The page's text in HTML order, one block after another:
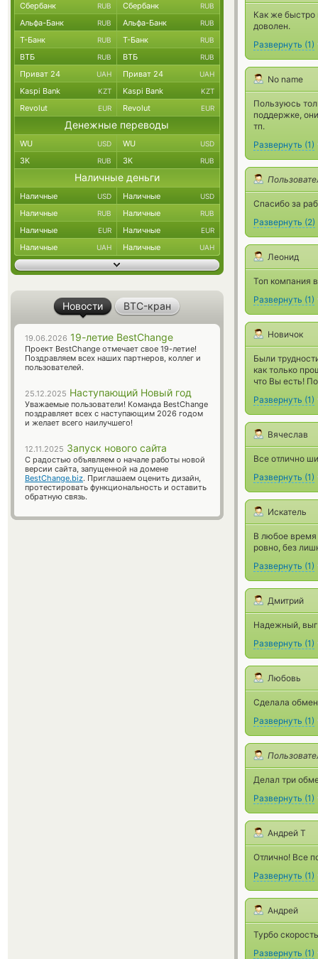
Как же быстро
доволен.
Развернуть (1)
No name
Пользуюсь
поддержке,
тп.
Развернуть (1)
Спасибо за
Развернуть (2)
Леонид
Топ компания
Развернуть (1)
Новичок
Были
как только
что Вы есть!
Развернуть (1)
Вячеслав
Все отлично
Развернуть (1)
Искатель
В любое время
ровно, без
Развернуть (1)
Дмитрий
Надежный,
Развернуть (1)
Любовь
Сделала
Развернуть (1)
Делал три
Развернуть (1)
Андрей Т
Отлично! Все
Развернуть (1)
Андрей
Турбо
Развернуть (1)
Сбербанк RUB Сбербанк RUB
Альфа-Банк RUB Альфа-Банк RUB
Т-Банк RUB Т-Банк RUB
ВТБ RUB ВТБ RUB
Приват 24 UAH Приват 24 UAH
Kaspi Bank KZT Kaspi Bank KZT
Revolut EUR Revolut EUR
Денежные переводы
WU USD WU USD
ЗК RUB ЗК RUB
Наличные деньги
Наличные USD Наличные USD
Наличные RUB Наличные RUB
Наличные EUR Наличные EUR
Наличные UAH Наличные UAH
Новости BTC-кран
19.06.2026 19-летие BestChange
Проект BestChange отмечает свое 19-летие!
Поздравляем всех наших партнеров, коллег и
пользователей.
25.12.2025 Наступающий Новый год
Уважаемые пользователи! Команда BestChange
поздравляет всех с наступающим 2026 годом
и желает всего наилучшего!
12.11.2025 Запуск нового сайта
С радостью объявляем о начале работы новой
версии сайта, запущенной на домене
BestChange.biz. Приглашаем оценить дизайн,
протестировать функциональность и оставить
обратную связь.